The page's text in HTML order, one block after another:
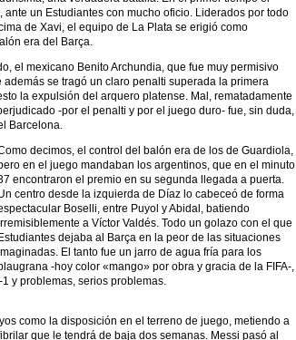
un Estudiantes con mucho oficio. Liderados por todo
de Xavi, el equipo de La Plata se erigió como
era del Barça.
el mexicano Benito Archundia, que fue muy permisivo
se tragó un claro penalti superada la primera
la expulsión del arquero platense. Mal, rematadamente
-por el penalti y por el juego duro- fue, sin duda,
Barcelona.
decimos, el control del balón era de los de Guardiola,
en el juego mandaban los argentinos, que en el minuto
encontraron el premio en su segunda llegada a puerta.
centro desde la izquierda de Díaz lo cabeceó de forma
Boselli, entre Puyol y Abidal, batiendo
a Víctor Valdés. Todo un golazo con el que
Estudiantes dejaba al Barça en la peor de las situaciones
El tanto fue un jarro de agua fría para los
-hoy color «mango» por obra y gracia de la FIFA-,
y problemas, serios problemas.
como la disposición en el terreno de juego, metiendo a
que le tendrá de baja dos semanas. Messi pasó al